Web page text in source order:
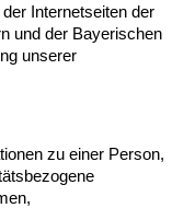
Internetseiten der
und der Bayerischen
unserer
zu einer Person,